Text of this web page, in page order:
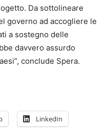
Da sottolineare
governo ad accogliere le
a sostegno delle
davvero assurdo
conclude Spera.
LinkedIn